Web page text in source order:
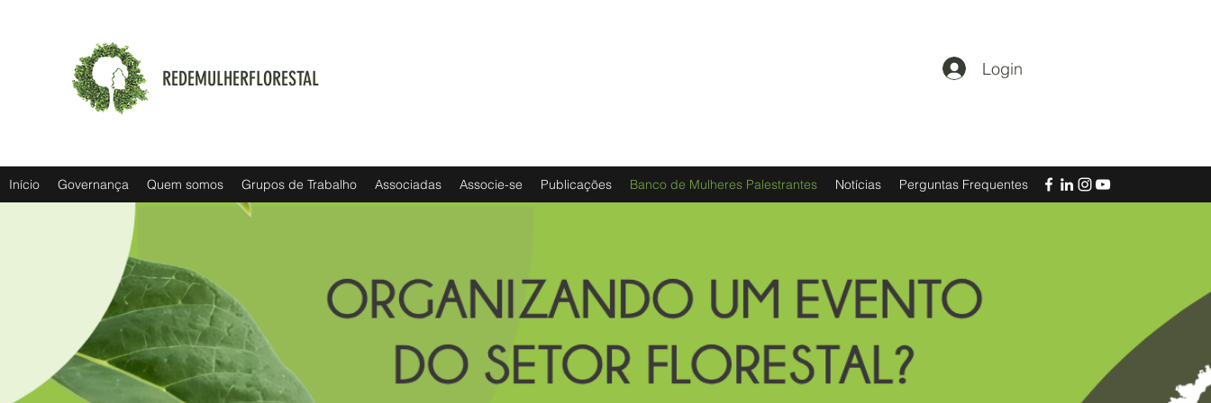
REDEMULHERFLORESTAL Login
Início Governança Quem somos Grupos de Trabalho Associadas Associe-se Publicações Banco de Mulheres Palestrantes Notícias Perguntas Frequentes